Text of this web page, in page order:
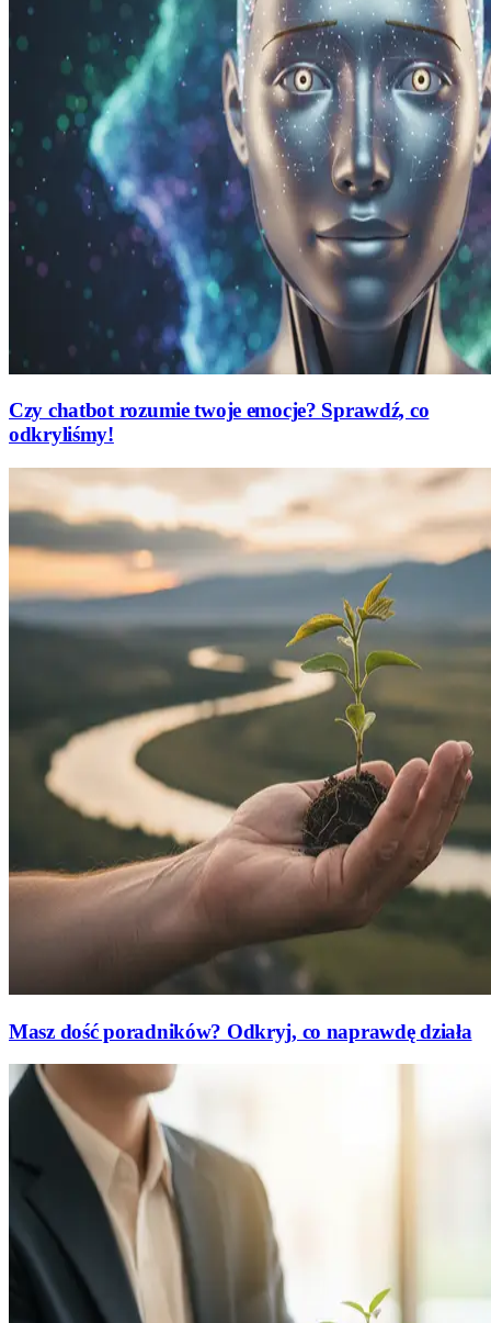
Czy chatbot rozumie twoje emocje? Sprawdź, co
odkryliśmy!
Masz dość poradników? Odkryj, co naprawdę działa